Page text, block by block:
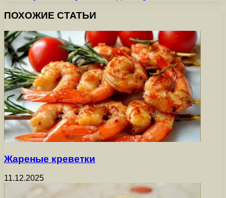
ПОХОЖИЕ СТАТЬИ
Жареные креветки
11.12.2025